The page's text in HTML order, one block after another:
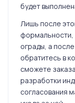
будет
Лишь после
формальности,
ограды, а
обратитесь в
сможете
разработки
согласования